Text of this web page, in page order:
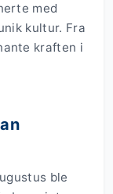
med
kultur. Fra
kraften i
ble